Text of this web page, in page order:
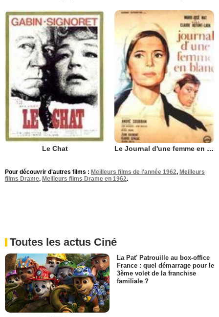
Le Chat Le Journal d'une femme en blanc
Pour découvrir d'autres films : Meilleurs films de l'année 1962, Meilleurs
films Drame, Meilleurs films Drame en 1962.
Toutes les actus Ciné
La Pat' Patrouille au box-office
France : quel démarrage pour le
3ème volet de la franchise
familiale ?